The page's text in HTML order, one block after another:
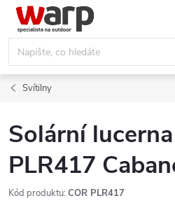
Přejít
obsah
Svítilny
Solární
PLR417
Kód produktu: COR PLR417